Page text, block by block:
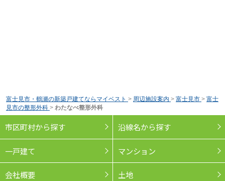
富士見市・鶴瀬の新築戸建てならマイベスト > 周辺施設案内 > 富士見市 > 富士
見市の整形外科 > わたなべ整形外科
市区町村から探す 沿線名から探す
一戸建て マンション
会社概要 土地